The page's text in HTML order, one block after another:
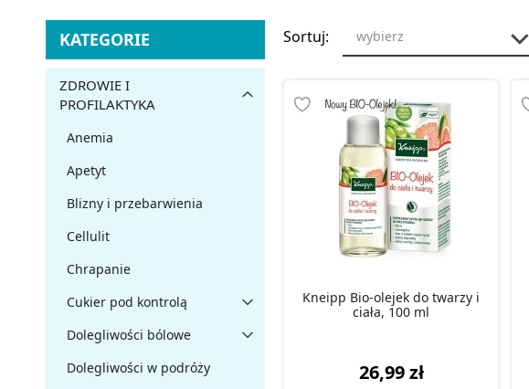
KATEGORIE
ZDROWIE I
PROFILAKTYKA
Anemia
Apetyt
Blizny i przebarwienia
Cellulit
Chrapanie
Cukier pod kontrolą
Dolegliwości bólowe
Dolegliwości w podróży
Sortuj: wybierz
Kneipp Bio-olejek do twarzy i
ciała, 100 ml
26,99 zł